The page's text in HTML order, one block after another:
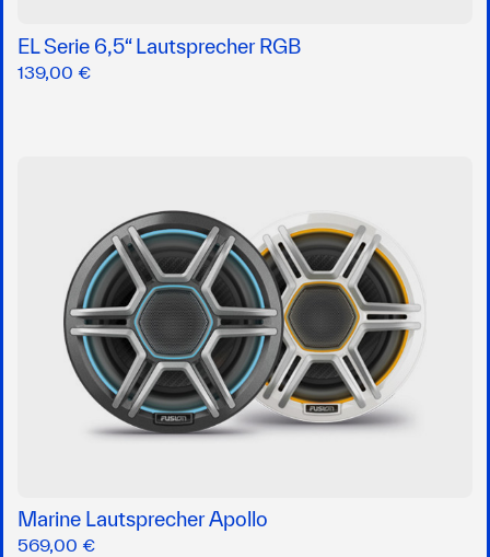
EL Serie 6,5“ Lautsprecher RGB
139,00 €
Marine Lautsprecher Apollo
569,00 €